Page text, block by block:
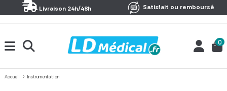
Livraison 24h/48h Satisfait ou remboursé
0
Accueil Instrumentation
Panneau de gestion des cookies